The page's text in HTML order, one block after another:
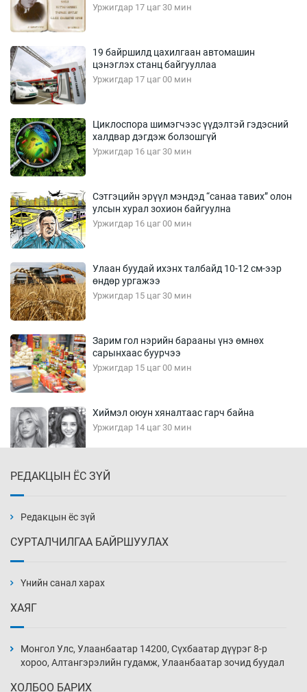
Уржигдар 17 цаг 30 мин
19 байршилд цахилгаан автомашин
цэнэглэх станц байгууллаа
Уржигдар 17 цаг 00 мин
Циклоспора шимэгчээс үүдэлтэй гэдэсний
халдвар дэгдэж болзошгүй
Уржигдар 16 цаг 30 мин
Сэтгэцийн эрүүл мэндэд “санаа тавих” олон
улсын хурал зохион байгуулна
Уржигдар 16 цаг 00 мин
Улаан буудай ихэнх талбайд 10-12 см-ээр
өндөр ургажээ
Уржигдар 15 цаг 30 мин
Зарим гол нэрийн барааны үнэ өмнөх
сарынхаас буурчээ
Уржигдар 15 цаг 00 мин
Хиймэл оюун хяналтаас гарч байна
Уржигдар 14 цаг 30 мин
Уржигдар 14 цаг 00 мин
нэмэгджээ
Уржигдар 13 цаг 30 мин
РЕДАКЦЫН ЁС ЗҮЙ
Редакцын ёс зүй
СУРТАЛЧИЛГАА БАЙРШУУЛАХ
Үнийн санал харах
ХАЯГ
Монгол Улс, Улаанбаатар 14200, Сүхбаатар дүүрэг 8-р
хороо, Алтангэрэлийн гудамж, Улаанбаатар зочид буудал
ХОЛБОО БАРИХ